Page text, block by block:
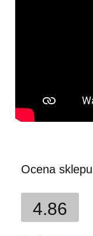
Ocena sklepu
4.86